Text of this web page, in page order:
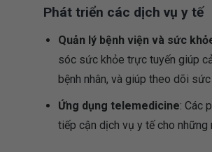
Phát triển các dịch vụ y tế
Quản lý bệnh viện và sức
sóc sức khỏe trực tuyến giúp
bệnh nhân, và giúp theo dõi
Ứng dụng telemedicine: Các
tiếp cận dịch vụ y tế cho những